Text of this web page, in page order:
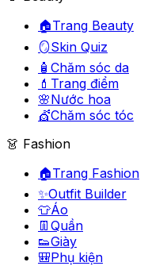
🏠Trang Beauty
🪞Skin Quiz
🧴 Chăm sóc da
💄 Trang điểm
🌸Nước hoa
💇Chăm sóc tóc
👗 Fashion
🏠Trang Fashion
✨Outfit Builder
👕Áo
👖 Quần
👟Giày
🎒Phụ kiện